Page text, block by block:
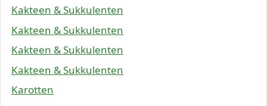
Kakteen & Sukkulenten
Kakteen & Sukkulenten
Kakteen & Sukkulenten
Kakteen & Sukkulenten
Karotten